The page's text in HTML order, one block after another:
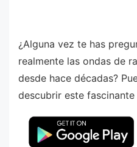
¿Alguna vez te has
realmente las ondas de
desde hace décadas?
descubrir este